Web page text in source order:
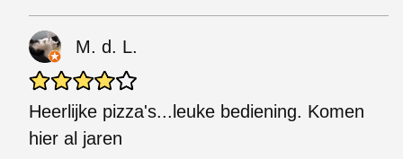
M. d. L.
Heerlijke pizza's...leuke bediening. Komen
hier al jaren